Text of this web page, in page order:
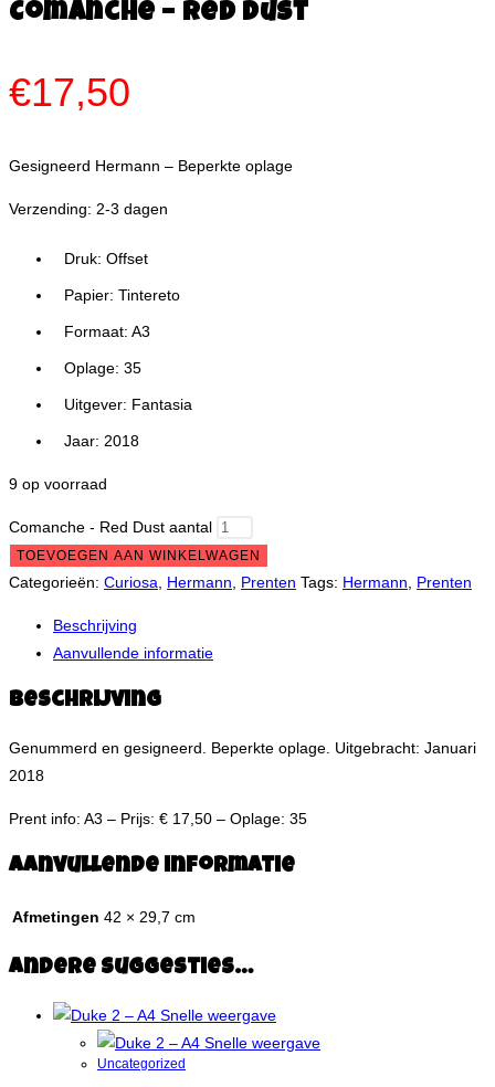
Comanche – Red Dust
€17,50
Gesigneerd Hermann – Beperkte oplage
Verzending: 2-3 dagen
Druk: Offset
Papier: Tintereto
Formaat: A3
Oplage: 35
Uitgever: Fantasia
Jaar: 2018
9 op voorraad
Comanche - Red Dust aantal
TOEVOEGEN AAN WINKELWAGEN
Categorieën: Curiosa Hermann Prenten Tags: Hermann Prenten
Beschrijving
Aanvullende informatie
Beschrijving
Genummerd en gesigneerd. Beperkte oplage. Uitgebracht: Januari
2018
Prent info: A3 – Prijs: € 17,50 – Oplage: 35
Aanvullende informatie
Afmetingen 42 × 29,7 cm
Andere suggesties…
Snelle weergave
Snelle weergave
Uncategorized